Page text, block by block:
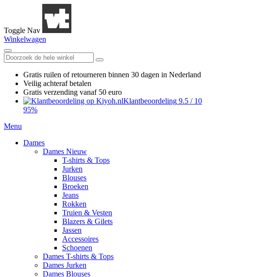
Toggle Nav
Winkelwagen
Gratis ruilen of retourneren binnen 30 dagen in Nederland
Veilig achteraf betalen
Gratis verzending vanaf 50 euro
Klantbeoordeling 9.5 / 10
95%
Menu
Dames
Dames Nieuw
T-shirts & Tops
Jurken
Blouses
Broeken
Jeans
Rokken
Truien & Vesten
Blazers & Gilets
Jassen
Accessoires
Schoenen
Dames T-shirts & Tops
Dames Jurken
Dames Blouses